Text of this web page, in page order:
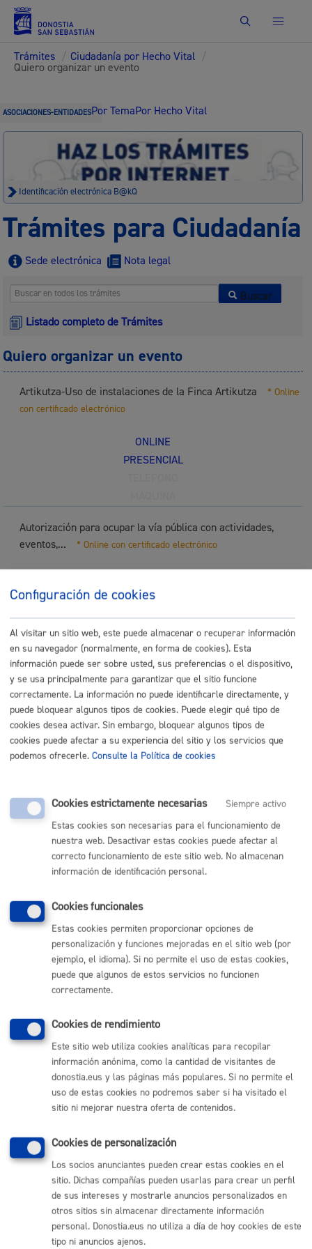
Buscar
Trámites / Ciudadanía por Hecho Vital /
Quiero organizar un evento
ASOCIACIONES-ENTIDADESPor TemaPor Hecho Vital
Identificación electrónica B@kQ
Trámites para Ciudadanía
Sede electrónica Nota legal
Buscar
Listado completo de Trámites
Quiero organizar un evento
Artikutza-Uso de instalaciones de la Finca Artikutza
* Online
con certificado electrónico
ONLINE
PRESENCIAL
Autorización para ocupar la vía pública con actividades,
eventos,...
* Online con certificado electrónico
PRESENCIAL
TELÉFONO
MÁQUINA
Autorización para ocupar la vía pública con vehículo o
accesos puntuales
* Online con certificado electrónico
ONLINE
PRESENCIAL
TELÉFONO
Escuela Música y Danza - Solicitud de actuaciones de la
Banda de Txistularis
ONLINE
PRESENCIAL
MÁQUINA
Escuela Música y Danza - Solicitud de conciertos de carácter
TELÉFONO
MÁQUINA
Escuela Música y Danza - Utilización gratuita de espacios
mediante convenio
PRESENCIAL
TELÉFONO
MÁQUINA
Volver al índice Volver atrás
Configuración de cookies
Al visitar un sitio web, este puede almacenar o recuperar información
en su navegador (normalmente, en forma de cookies). Esta
información puede ser sobre usted, sus preferencias o el dispositivo,
y se usa principalmente para garantizar que el sitio funcione
correctamente. La información no puede identificarle directamente, y
puede bloquear algunos tipos de cookies. Puede elegir qué tipo de
cookies desea activar. Sin embargo, bloquear algunos tipos de
cookies puede afectar a su experiencia del sitio y los servicios que
podemos ofrecerle. Consulte la Política de cookies
Cookies estrictamente necesarias
Siempre activo
Estas cookies son necesarias para el funcionamiento de
nuestra web. Desactivar estas cookies puede afectar al
correcto funcionamiento de este sitio web. No almacenan
información de identificación personal.
Cookies funcionales
Estas cookies permiten proporcionar opciones de
personalización y funciones mejoradas en el sitio web (por
ejemplo, el idioma). Si no permite el uso de estas cookies,
puede que algunos de estos servicios no funcionen
correctamente.
Cookies de rendimiento
Este sitio web utiliza cookies analíticas para recopilar
información anónima, como la cantidad de visitantes de
donostia.eus y las páginas más populares. Si no permite el
uso de estas cookies no podremos saber si ha visitado el
sitio ni mejorar nuestra oferta de contenidos.
Cookies de personalización
Los socios anunciantes pueden crear estas cookies en el
sitio. Dichas compañías pueden usarlas para crear un perfil
de sus intereses y mostrarle anuncios personalizados en
otros sitios sin almacenar directamente información
personal. Donostia.eus no utiliza a día de hoy cookies de este
tipo ni anuncios ajenos.